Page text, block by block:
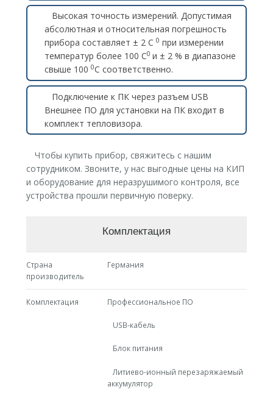
Высокая точность измерений. Допустимая
абсолютная и относительная погрешность
прибора составляет ± 2 С 0 при измерении
температур более 100 С0 и ± 2 % в диапазоне
свыше 100 0С соответственно.
Подключение к ПК через разъем USB
Внешнее ПО для установки на ПК входит в
комплект тепловизора.
Чтобы купить прибор, свяжитесь с нашим
сотрудником. Звоните, у нас выгодные цены на КИП
и оборудование для неразрушимого контроля, все
устройства прошли первичную поверку.
Комплектация
Страна
производитель
Германия
Комплектация Профессиональное ПО
USB-кабель
Блок питания
Литиево-ионный перезаряжаемый
аккумулятор